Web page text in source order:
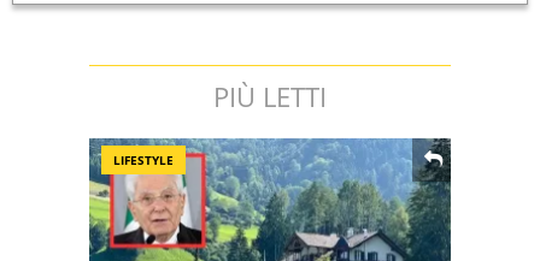
PIÙ LETTI
LIFESTYLE